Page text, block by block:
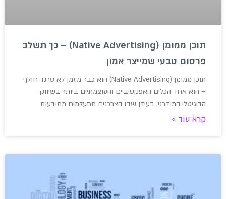
תוכן ממומן (Native Advertising) – כך תשלב
פרסום טבעי שמייצר אמון
תוכן ממומן (Native Advertising) הוא כבר מזמן לא טרנד חולף
– הוא אחד הכלים האפקטיביים והעוצמתיים ביותר בשיווק
הדיגיטלי המודרני. בעידן שבו הצרכנים מתעלמים ממודעות
קרא עוד »